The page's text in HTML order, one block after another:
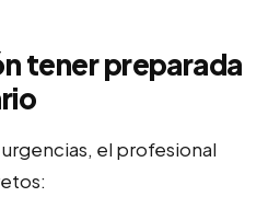
tener preparada
el profesional